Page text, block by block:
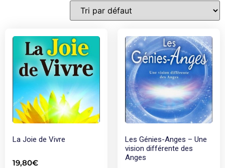
La Joie de Vivre
19,80€
Les Génies-Anges – Une
vision différente des
Anges